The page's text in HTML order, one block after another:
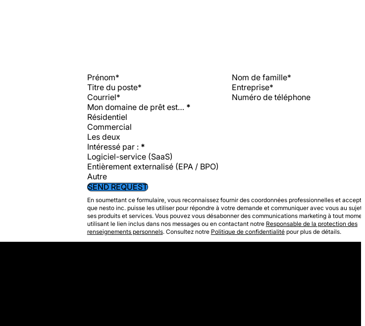
Section
Mon domaine de prêt est… *
Résidentiel
Commercial
Les deux
Intéressé par : *
Logiciel-service (SaaS)
Entièrement externalisé (EPA / BPO)
Autre
SEND REQUEST
En soumettant ce formulaire, vous reconnaissez fournir des coordonnées professionnelles et
que nesto inc. puisse les utiliser pour répondre à votre demande et communiquer avec vous au sujet
ses produits et services. Vous pouvez vous désabonner des communications marketing à tout
utilisant le lien inclus dans nos messages ou en contactant notre Responsable de la protection des
renseignements personnels. Consultez notre Politique de confidentialitépour plus de détails.